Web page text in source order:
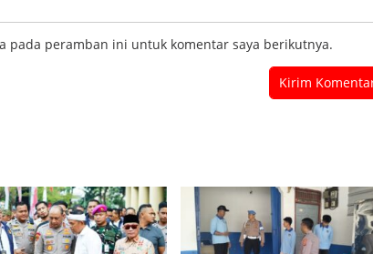
pada peramban ini untuk komentar saya berikutnya.